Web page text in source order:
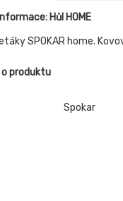
Hůl HOME
SPOKAR home.
produktu
Spokar